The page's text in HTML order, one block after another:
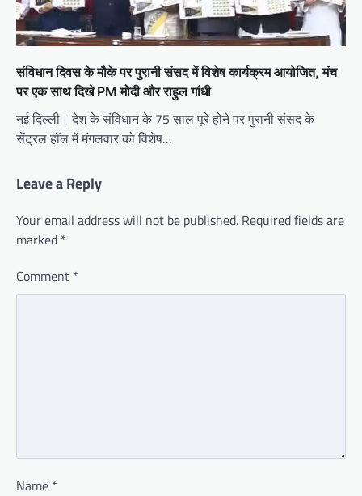
संविधान दिवस के मौके पर पुरानी संसद में विशेष कार्यक्रम आयोजित, मंच
पर एक साथ दिखे PM मोदी और राहुल गांधी
नई दिल्ली। देश के संविधान के 75 साल पूरे होने पर पुरानी संसद के
सेंट्रल हॉल में मंगलवार को विशेष…
Leave a Reply
Your email address will not be published. Required fields are
marked *
Comment *
Name *